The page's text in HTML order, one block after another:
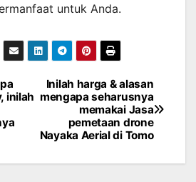
untuk Anda.
Inilah harga & alasan
mengapa seharusnya
memakai Jasa
pemetaan drone
Nayaka Aerial di Tomo
inilah